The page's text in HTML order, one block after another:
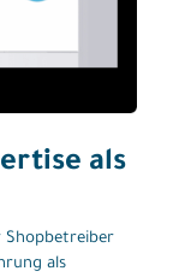
als
Shopbetreiber
als